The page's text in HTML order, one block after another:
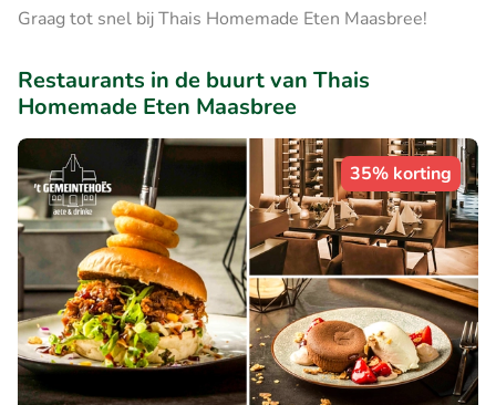
Graag tot snel bij Thais Homemade Eten Maasbree!
Restaurants in de buurt van Thais
Homemade Eten Maasbree
35% korting